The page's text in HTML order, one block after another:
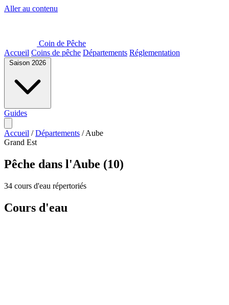
Aller au contenu
Coin de Pêche
Accueil Coins de pêche Départements Réglementation
Saison 2026
Guides
Accueil / Départements / Aube
Grand Est
Pêche dans l'Aube (10)
34 cours d'eau répertoriés
Cours d'eau